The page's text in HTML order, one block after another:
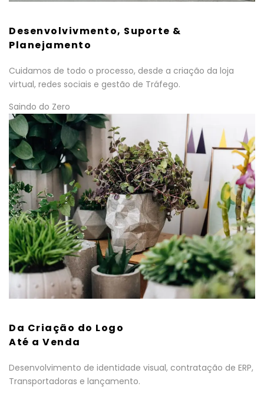
Desenvolvivmento, Suporte &
Planejamento
Cuidamos de todo o processo, desde a criação da loja
virtual, redes sociais e gestão de Tráfego.
Saindo do Zero
Da Criação do Logo
Até a Venda
Desenvolvimento de identidade visual, contratação de ERP,
Transportadoras e lançamento.